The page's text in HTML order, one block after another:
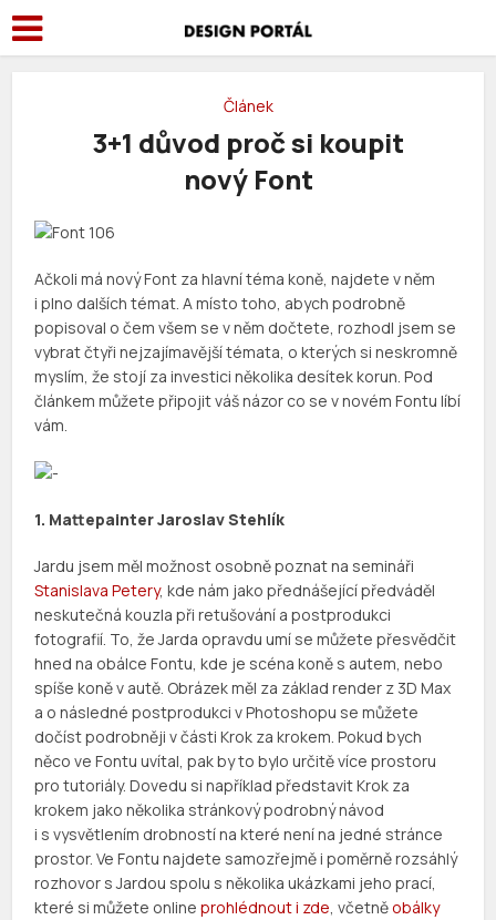
Článek
3+1 důvod proč si koupit
nový Font
Ačkoli má nový Font za hlavní téma koně, najdete v něm
i plno dalších témat. A místo toho, abych podrobně
popisoval o čem všem se v něm dočtete, rozhodl jsem se
vybrat čtyři nejzajímavější témata, o kterých si neskromně
myslím, že stojí za investici několika desítek korun. Pod
článkem můžete připojit váš názor co se v novém Fontu líbí
vám.
1. Mattepainter Jaroslav Stehlík
Jardu jsem měl možnost osobně poznat na semináři
Stanislava Petery, kde nám jako přednášející předváděl
neskutečná kouzla při retušování a postprodukci
fotografií. To, že Jarda opravdu umí se můžete přesvědčit
hned na obálce Fontu, kde je scéna koně s autem, nebo
spíše koně v autě. Obrázek měl za základ render z 3D Max
a o následné postprodukci v Photoshopu se můžete
dočíst podrobněji v části Krok za krokem. Pokud bych
něco ve Fontu uvítal, pak by to bylo určitě více prostoru
pro tutoriály. Dovedu si například představit Krok za
krokem jako několika stránkový podrobný návod
i s vysvětlením drobností na které není na jedné stránce
prostor. Ve Fontu najdete samozřejmě i poměrně rozsáhlý
rozhovor s Jardou spolu s několika ukázkami jeho prací,
které si můžete onlineprohlédnout i zde, včetněobálky